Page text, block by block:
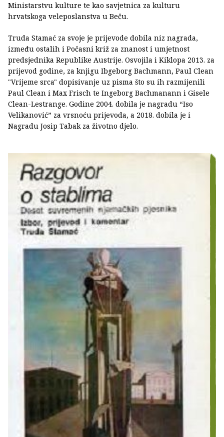
Ministarstvu kulture te kao savjetnica za kulturu
hrvatskoga veleposlanstva u Beču.
Truda Stamać za svoje je prijevode dobila niz nagrada,
između ostalih i Počasni križ za znanost i umjetnost
predsjednika Republike Austrije. Osvojila i Kiklopa 2013. za
prijevod godine, za knjigu Ibgeborg Bachmann, Paul Clean
"Vrijeme srca" dopisivanje uz pisma što su ih razmijenili
Paul Clean i Max Frisch te Ingeborg Bachmanann i Gisele
Clean-Lestrange. Godine 2004. dobila je nagradu “Iso
Velikanović” za vrsnoću prijevoda, a 2018. dobila je i
Nagradu Josip Tabak za životno djelo.